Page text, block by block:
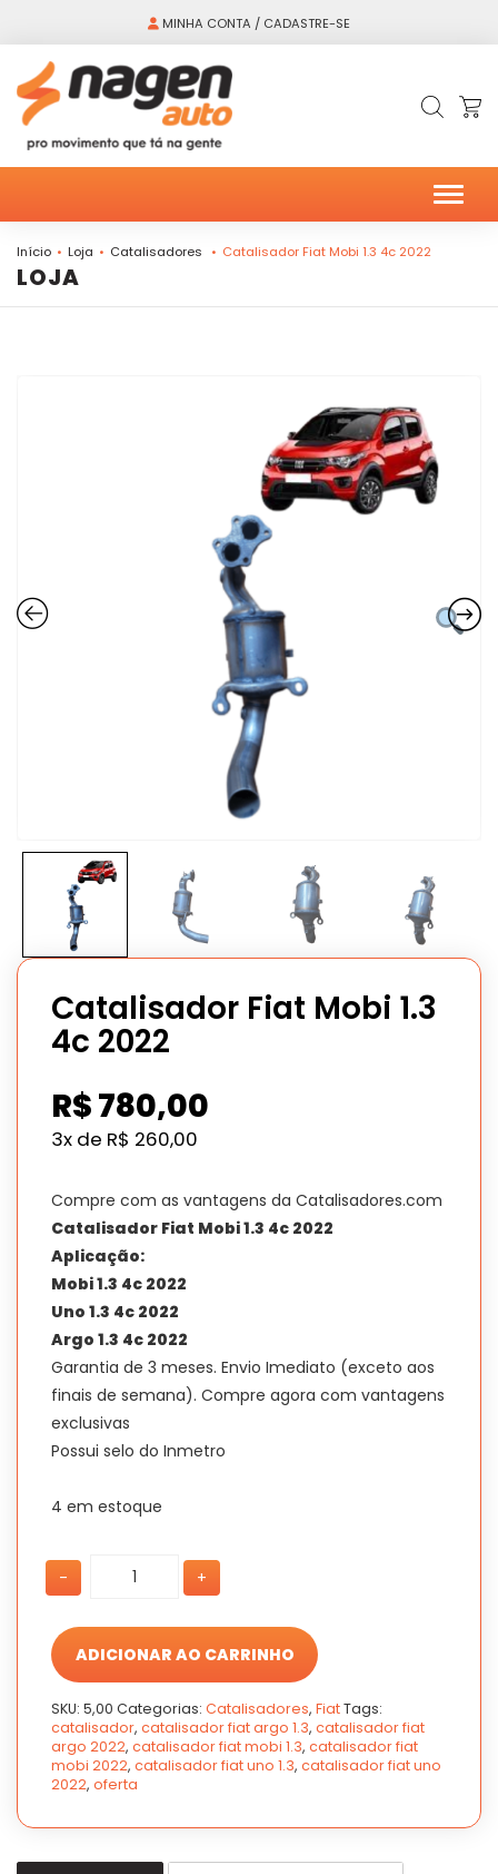
MINHA CONTA / CADASTRE-SE
Início Loja Catalisadores Catalisador Fiat Mobi 1.3 4c 2022
LOJA
Catalisador Fiat Mobi 1.3
4c 2022
R$780,00
3x de R$ 260,00
Compre com as vantagens da Catalisadores.com
Catalisador Fiat Mobi 1.3 4c 2022
Aplicação:
Mobi 1.3 4c 2022
Uno 1.3 4c 2022
Argo 1.3 4c 2022
Garantia de 3 meses. Envio Imediato (exceto aos
finais de semana). Compre agora com vantagens
exclusivas
Possui selo do Inmetro
4 em estoque
Catalisador
Fiat
1.3
4c
2022
quantidade
Catalisador
Fiat
1.3
4c
2022
quantidade
+
-
ADICIONAR AO CARRINHO
SKU: 5,00 Categorias: Catalisadores, FiatTags:
catalisador, catalisador fiat argo 1.3, catalisador fiat
argo 2022, catalisador fiat mobi 1.3, catalisador fiat
mobi 2022, catalisador fiat uno 1.3, catalisador fiat uno
2022, oferta